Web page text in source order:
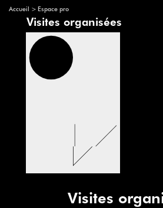
Accueil > Espace pro
Visites organisées
Visites